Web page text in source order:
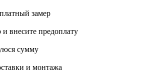
замер
внесите предоплату
сумму
и монтажа